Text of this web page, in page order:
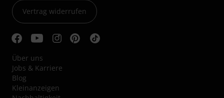
Vertrag widerrufen
Über uns
Jobs & Karriere
Blog
Kleinanzeigen